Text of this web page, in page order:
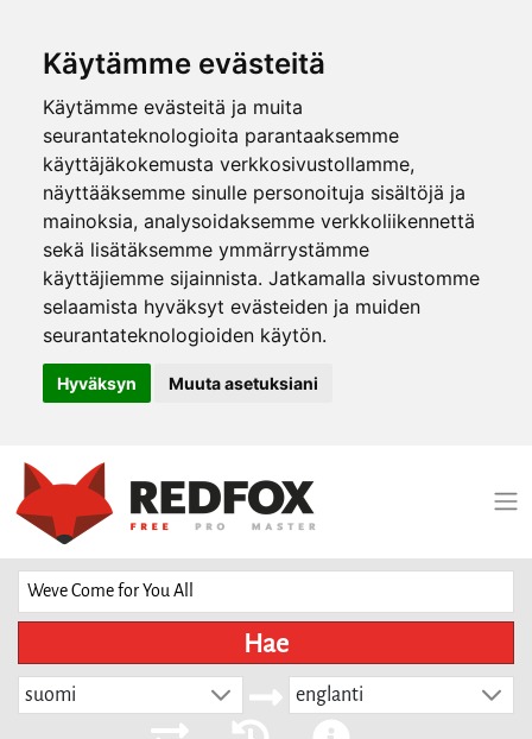
Käytämme evästeitä
Käytämme evästeitä ja muita
seurantateknologioita parantaaksemme
käyttäjäkokemusta verkkosivustollamme,
näyttääksemme sinulle personoituja sisältöjä ja
mainoksia, analysoidaksemme verkkoliikennettä
sekä lisätäksemme ymmärrystämme
käyttäjiemme sijainnista. Jatkamalla sivustomme
selaamista hyväksyt evästeiden ja muiden
seurantateknologioiden käytön.
Hyväksyn Muuta asetuksiani
Hae
suomi englanti